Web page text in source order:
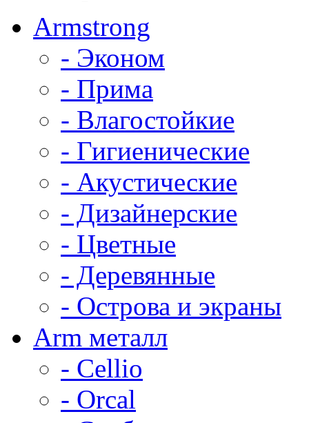
Armstrong
- Эконом
- Прима
- Влагостойкие
- Гигиенические
- Акустические
- Дизайнерские
- Цветные
- Деревянные
- Острова и экраны
Arm металл
- Cellio
- Orcal